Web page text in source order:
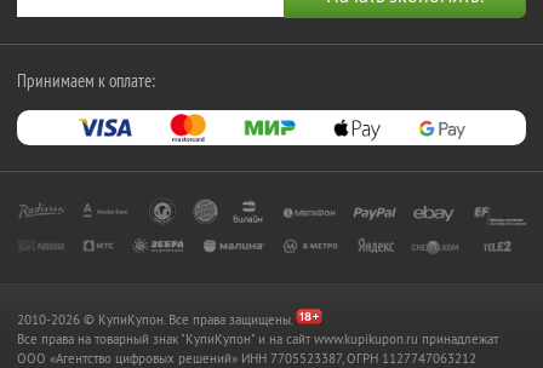
Принимаем к оплате:
2010-2026 © КупиКупон. Все права защищены.
Все права на товарный знак "КупиКупон" и на сайт www.kupikupon.ru принадлежат
OOO «Агентство цифровых решений» ИНН 7705523387, ОГРН 1127747063212